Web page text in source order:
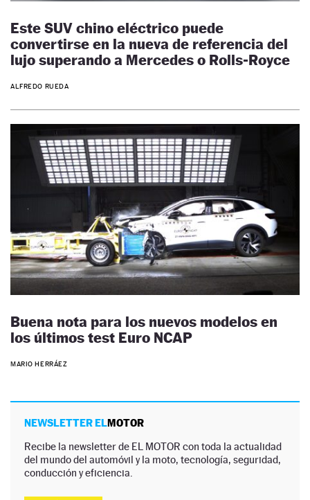
Este SUV chino eléctrico puede
convertirse en la nueva de referencia del
lujo superando a Mercedes o Rolls-Royce
ALFREDO RUEDA
Buena nota para los nuevos modelos en
los últimos test Euro NCAP
MARIO HERRÁEZ
NEWSLETTER ELMOTOR
Recibe la newsletter de EL MOTOR con toda la actualidad
del mundo del automóvil y la moto, tecnología, seguridad,
conducción y eficiencia.